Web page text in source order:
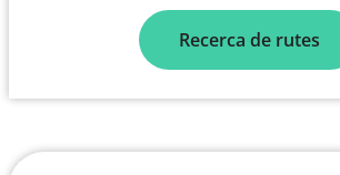
Recerca de rutes